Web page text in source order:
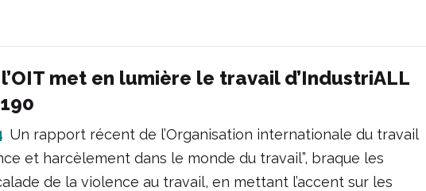
met en lumière le travail d’IndustriALL
Un rapport récent de l’Organisation internationale du travail
et harcèlement dans le monde du travail”, braque les
de la violence au travail, en mettant l’accent sur les